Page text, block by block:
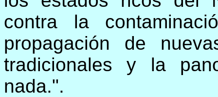
contra la
propagación de
tradicionales y la
nada.".